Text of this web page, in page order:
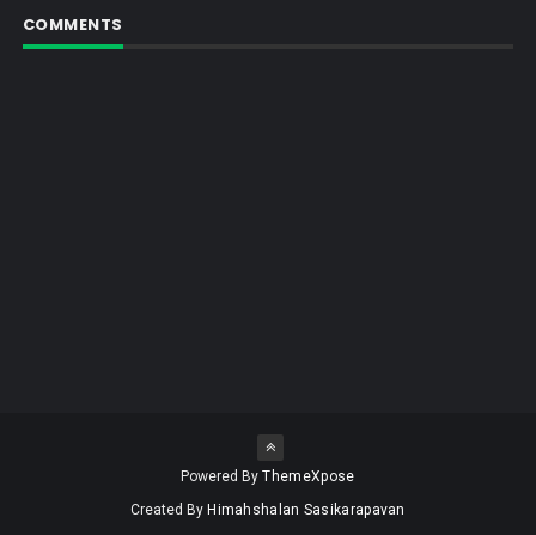
COMMENTS
Powered ByThemeXpose
Created ByHimahshalan Sasikarapavan